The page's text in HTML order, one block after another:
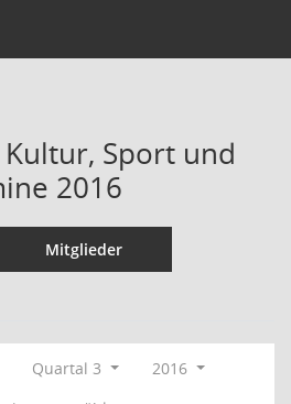
Sport und
2016
Mitglieder
Quartal 3
2016